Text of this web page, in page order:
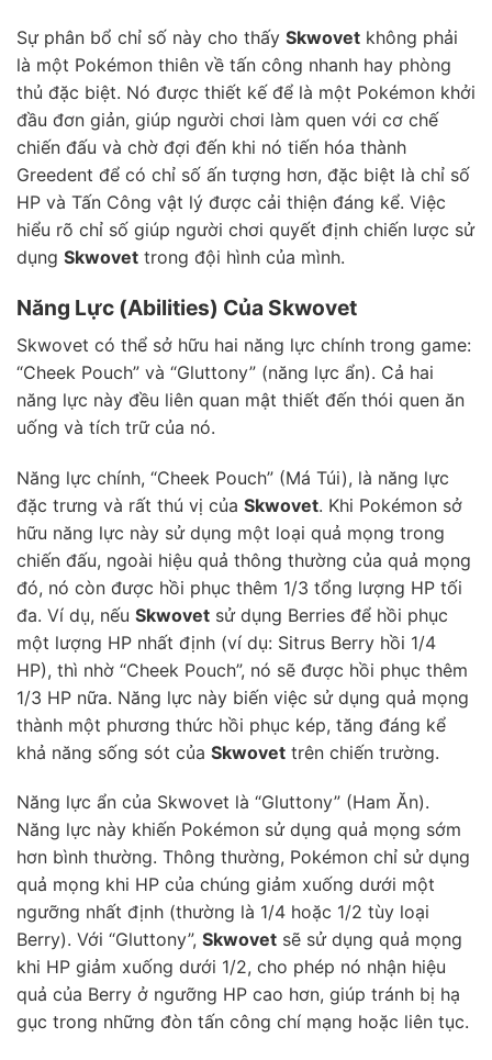
Sự phân bổ chỉ số này cho thấy Skwovet không phải
là một Pokémon thiên về tấn công nhanh hay phòng
thủ đặc biệt. Nó được thiết kế để là một Pokémon khởi
đầu đơn giản, giúp người chơi làm quen với cơ chế
chiến đấu và chờ đợi đến khi nó tiến hóa thành
Greedent để có chỉ số ấn tượng hơn, đặc biệt là chỉ số
HP và Tấn Công vật lý được cải thiện đáng kể. Việc
hiểu rõ chỉ số giúp người chơi quyết định chiến lược sử
dụng Skwovet trong đội hình của mình.
Năng Lực (Abilities) Của Skwovet
Skwovet có thể sở hữu hai năng lực chính trong game:
“Cheek Pouch” và “Gluttony” (năng lực ẩn). Cả hai
năng lực này đều liên quan mật thiết đến thói quen ăn
uống và tích trữ của nó.
Năng lực chính, “Cheek Pouch” (Má Túi), là năng lực
đặc trưng và rất thú vị của Skwovet. Khi Pokémon sở
hữu năng lực này sử dụng một loại quả mọng trong
chiến đấu, ngoài hiệu quả thông thường của quả mọng
đó, nó còn được hồi phục thêm 1/3 tổng lượng HP tối
đa. Ví dụ, nếu Skwovet sử dụng Berries để hồi phục
một lượng HP nhất định (ví dụ: Sitrus Berry hồi 1/4
HP), thì nhờ “Cheek Pouch”, nó sẽ được hồi phục thêm
1/3 HP nữa. Năng lực này biến việc sử dụng quả mọng
thành một phương thức hồi phục kép, tăng đáng kể
khả năng sống sót của Skwovet trên chiến trường.
Năng lực ẩn của Skwovet là “Gluttony” (Ham Ăn).
Năng lực này khiến Pokémon sử dụng quả mọng sớm
hơn bình thường. Thông thường, Pokémon chỉ sử dụng
quả mọng khi HP của chúng giảm xuống dưới một
ngưỡng nhất định (thường là 1/4 hoặc 1/2 tùy loại
Berry). Với “Gluttony”, Skwovet sẽ sử dụng quả mọng
khi HP giảm xuống dưới 1/2, cho phép nó nhận hiệu
quả của Berry ở ngưỡng HP cao hơn, giúp tránh bị hạ
gục trong những đòn tấn công chí mạng hoặc liên tục.